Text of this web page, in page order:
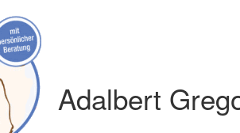
Adalbert